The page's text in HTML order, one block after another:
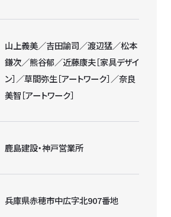
山上義美／吉田諭司／渡辺猛／松本
鎌次／熊谷郁／近藤康夫［家具デザイ
ン］／草間弥生［アートワーク］／奈良
美智［アートワーク］
鹿島建設・神戸営業所
兵庫県赤穂市中広字北907番地